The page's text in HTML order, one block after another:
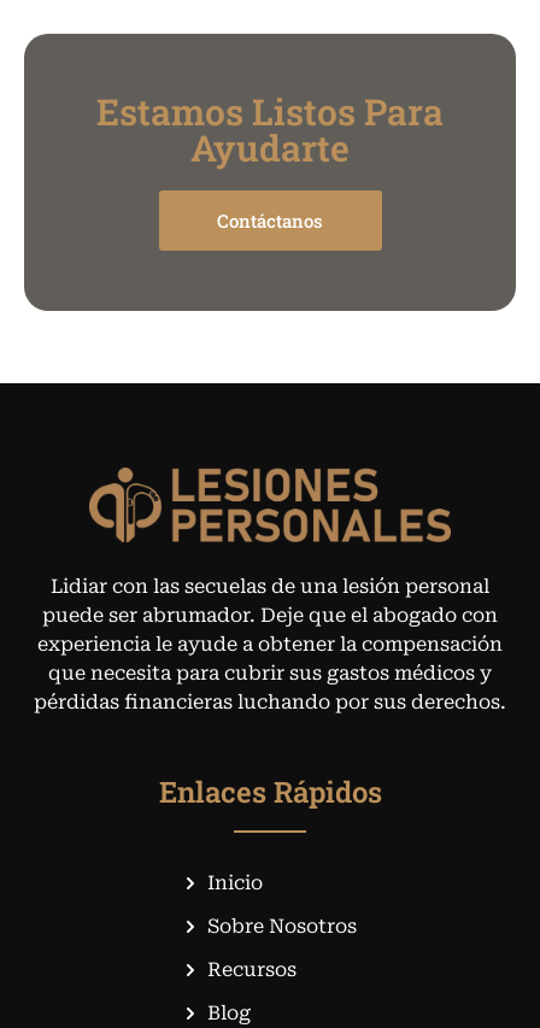
Estamos Listos Para
Ayudarte
Contáctanos
Lidiar con las secuelas de una lesión personal
puede ser abrumador. Deje que el abogado con
experiencia le ayude a obtener la compensación
que necesita para cubrir sus gastos médicos y
pérdidas financieras luchando por sus derechos.
Enlaces Rápidos
Inicio
Sobre Nosotros
Recursos
Blog